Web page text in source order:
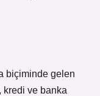
biçiminde gelen
kredi ve banka